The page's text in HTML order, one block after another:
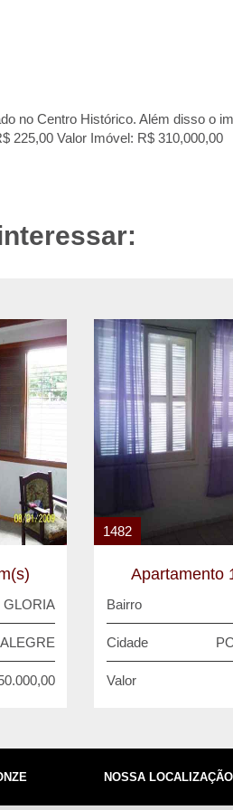
no Centro Histórico. Além disso o
225,00 Valor Imóvel: R$ 310,000,00
GLORIA
1482
Apartamento
Bairro
Cidade
Valor
NOSSA LOCALIZAÇÃO